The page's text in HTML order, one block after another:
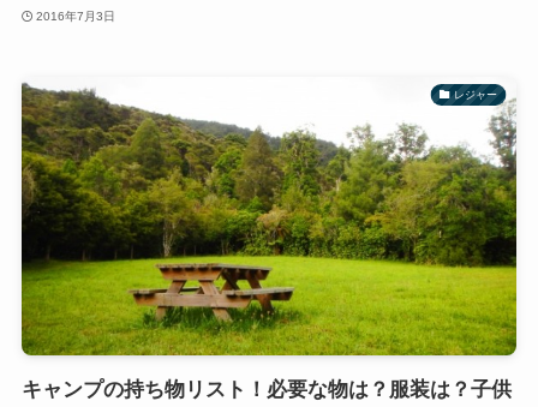
2016年7月3日
レジャー
キャンプの持ち物リスト！必要な物は？服装は？子供